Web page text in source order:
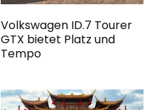
Volkswagen ID.7 Tourer
GTX bietet Platz und
Tempo